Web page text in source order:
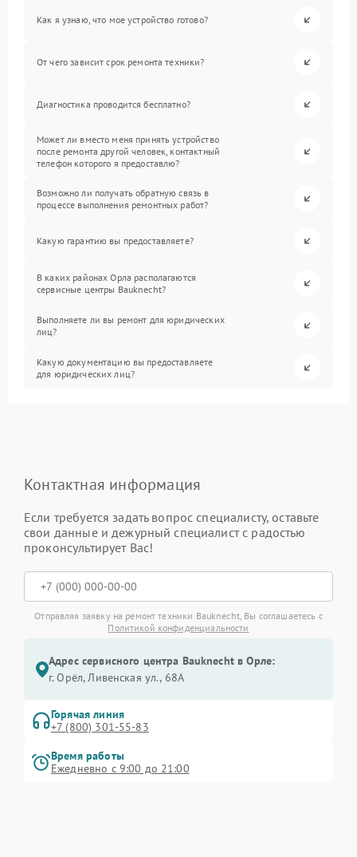
Как я узнаю, что мое устройство готово?
От чего зависит срок ремонта техники?
Диагностика проводится бесплатно?
Может ли вместо меня принять устройство
после ремонта другой человек, контактный
телефон которого я предоставлю?
Возможно ли получать обратную связь в
процессе выполнения ремонтных работ?
Какую гарантию вы предоставляете?
В каких районах Орла располагаются
сервисные центры Bauknecht?
Выполняете ли вы ремонт для юридических
лиц?
Какую документацию вы предоставляете
для юридических лиц?
Контактная информация
Если требуется задать вопрос специалисту, оставьте
свои данные и дежурный специалист с радостью
проконсультирует Вас!
Отправляя заявку на ремонт техники Bauknecht, Вы соглашаетесь с
Политикой конфиденциальности
Адрес сервисного центра Bauknecht в Орле:
г. Орёл, Ливенская ул., 68А
Горячая линия
+7 (800) 301-55-83
Время работы
Ежедневно с 9:00 до 21:00